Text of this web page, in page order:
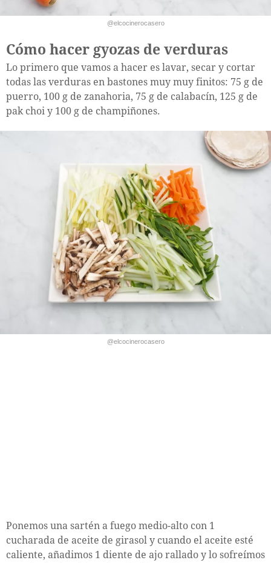
@elcocinerocasero
Cómo hacer gyozas de verduras
Lo primero que vamos a hacer es lavar, secar y cortar
todas las verduras en bastones muy muy finitos: 75 g de
puerro, 100 g de zanahoria, 75 g de calabacín, 125 g de
pak choi y 100 g de champiñones.
@elcocinerocasero
Ponemos una sartén a fuego medio-alto con 1
cucharada de aceite de girasol y cuando el aceite esté
caliente, añadimos 1 diente de ajo rallado y lo sofreímos